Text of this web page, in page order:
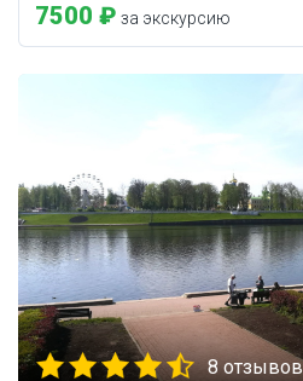
7500 ₽ за экскурсию
8 отзывов